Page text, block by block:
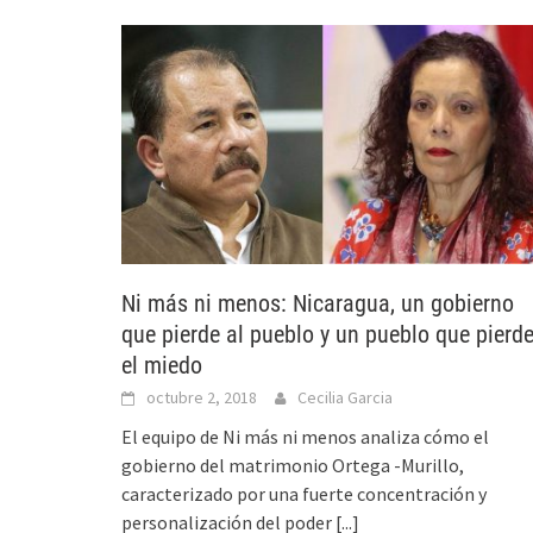
Ni más ni menos: Nicaragua, un gobierno
que pierde al pueblo y un pueblo que pierde
el miedo
octubre 2, 2018 Cecilia Garcia
El equipo de Ni más ni menos analiza cómo el
gobierno del matrimonio Ortega -Murillo,
caracterizado por una fuerte concentración y
personalización del poder [...]